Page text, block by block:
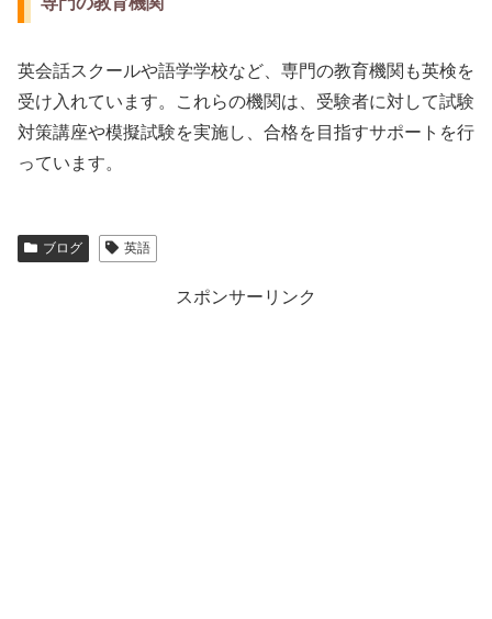
英会話スクールや語学学校など、専門の教育機関も英検を
受け入れています。これらの機関は、受験者に対して試験
対策講座や模擬試験を実施し、合格を目指すサポートを行
っています。
ブログ 英語
スポンサーリンク